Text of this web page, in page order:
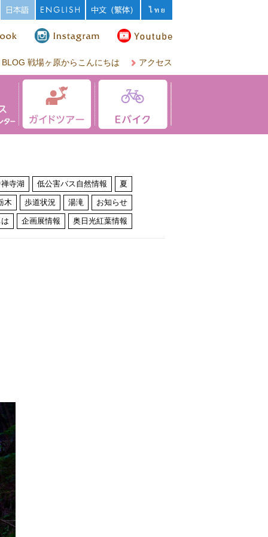
BLOG 戦場ヶ原からこんにちは アクセス
寺湖 低公害バス自然情報 夏
木 歩道状況 湯滝 お知らせ
企画展情報 奥日光紅葉情報